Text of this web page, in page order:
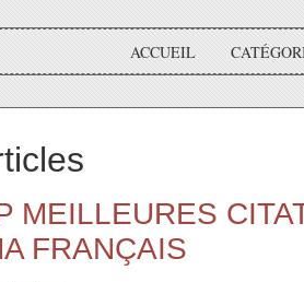
ACCUEIL
MEILLEURES
FRANÇAIS